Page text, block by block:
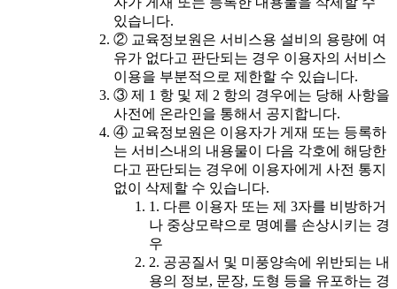
있습니다.
② 교육정보원은 서비스용 설비의 용량에 여
유가 없다고 판단되는 경우 이용자의 서비스
이용을 부분적으로 제한할 수 있습니다.
③ 제 1 항 및 제 2 항의 경우에는 당해 사항을
사전에 온라인을 통해서 공지합니다.
④ 교육정보원은 이용자가 게재 또는 등록하
는 서비스내의 내용물이 다음 각호에 해당한
다고 판단되는 경우에 이용자에게 사전 통지
없이 삭제할 수 있습니다.
1. 다른 이용자 또는 제 3자를 비방하거
나 중상모략으로 명예를 손상시키는 경
우
2. 공공질서 및 미풍양속에 위반되는 내
용의 정보, 문장, 도형 등을 유포하는 경